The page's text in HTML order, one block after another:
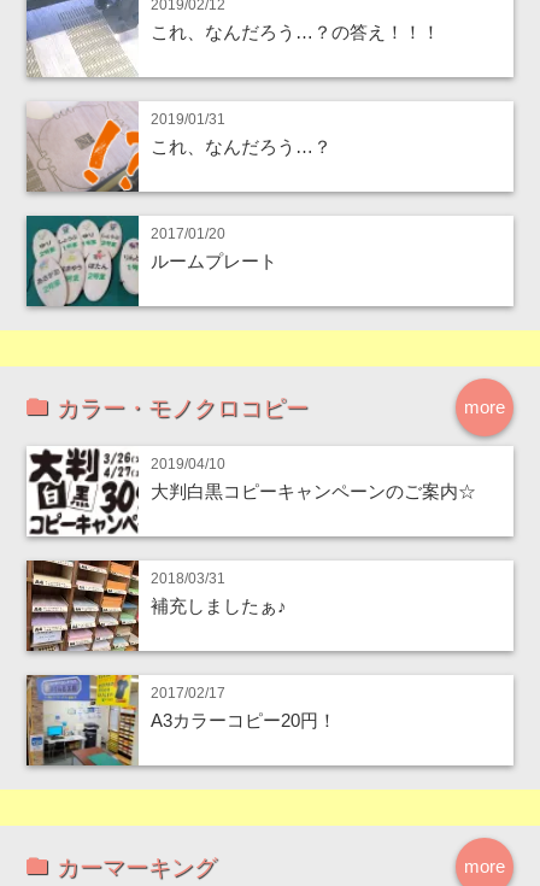
2019/02/12
これ、なんだろう…？の答え！！！
2019/01/31
これ、なんだろう…？
2017/01/20
ルームプレート
more
カラー・モノクロコピー
2019/04/10
大判白黒コピーキャンペーンのご案内☆
2018/03/31
補充しましたぁ♪
2017/02/17
A3カラーコピー20円！
more
カーマーキング